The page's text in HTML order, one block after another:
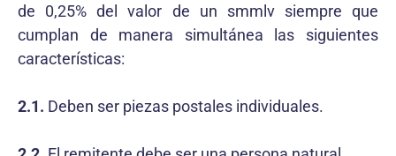
de 0,25% del valor de un smmlv siempre que
cumplan de manera simultánea las siguientes
características:
2.1. Deben ser piezas postales individuales.